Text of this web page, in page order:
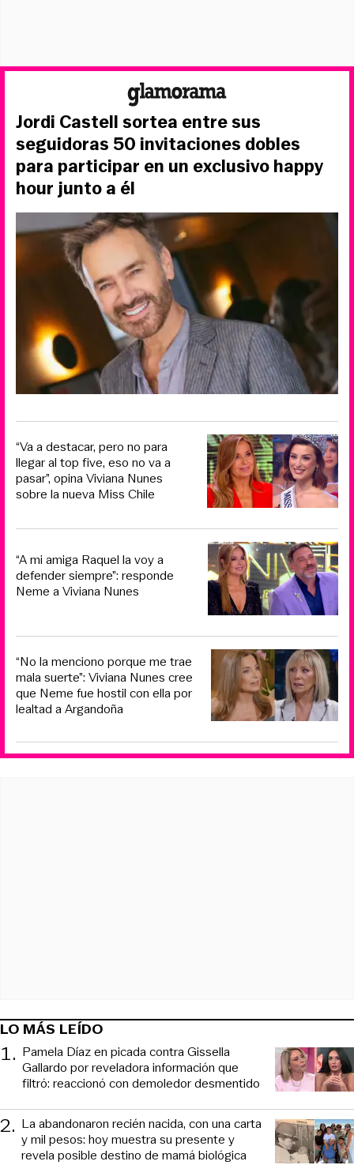
Jordi Castell sortea entre sus
seguidoras 50 invitaciones dobles
para participar en un exclusivo happy
hour junto a él
“Va a destacar, pero no para
llegar al top five, eso no va a
pasar”, opina Viviana Nunes
sobre la nueva Miss Chile
“A mi amiga Raquel la voy a
defender siempre”: responde
Neme a Viviana Nunes
“No la menciono porque me trae
mala suerte”: Viviana Nunes cree
que Neme fue hostil con ella por
lealtad a Argandoña
LO MÁS LEÍDO
1. Pamela Díaz en picada contra Gissella
Gallardo por reveladora información que
filtró: reaccionó con demoledor desmentido
2. La abandonaron recién nacida, con una carta
y mil pesos: hoy muestra su presente y
revela posible destino de mamá biológica